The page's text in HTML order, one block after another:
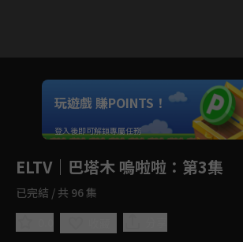
Unmute
如有不便請見諒
玩遊戲 賺POINTS！
登入後即可解鎖專屬任務
ELTV｜巴塔木 嗚啦啦 ：第3集
已完結 / 共 96 集